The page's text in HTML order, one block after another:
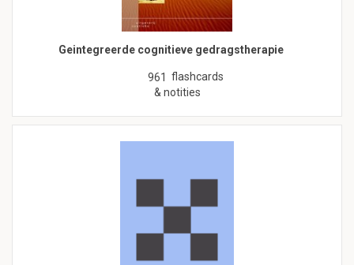
Geintegreerde cognitieve gedragstherapie
961 flashcards
& notities